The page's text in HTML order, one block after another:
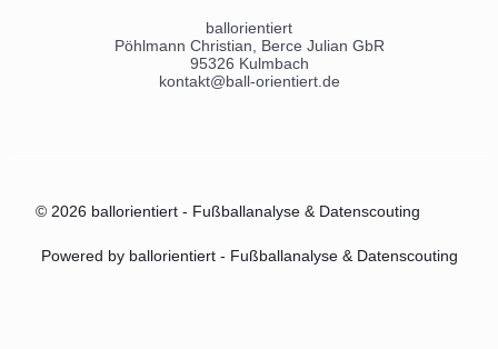
ballorientiert
Pöhlmann Christian, Berce Julian GbR
95326 Kulmbach
kontakt@ball-orientiert.de
© 2026 ballorientiert - Fußballanalyse & Datenscouting
Powered by ballorientiert - Fußballanalyse & Datenscouting